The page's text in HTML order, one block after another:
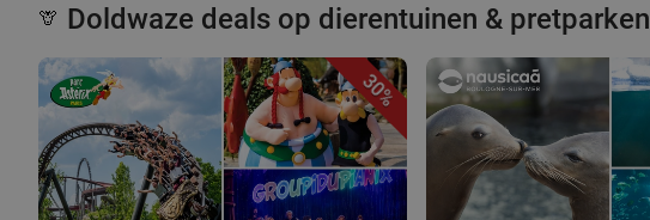
🦒 Doldwaze deals op dierentuinen & pretparken
30%